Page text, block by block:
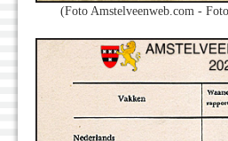
(Foto Amstelveenweb.com -